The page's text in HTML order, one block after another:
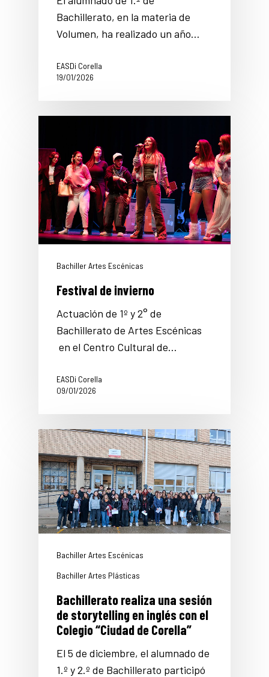
Bachillerato, en la materia de
Volumen, ha realizado un año…
EASDi Corella
19/01/2026
Bachiller Artes Escénicas
Festival de invierno
Actuación de 1º y 2° de
Bachillerato de Artes Escénicas
en el Centro Cultural de…
EASDi Corella
09/01/2026
Bachiller Artes Escénicas
Bachiller Artes Plásticas
Bachillerato realiza una sesión
de storytelling en inglés con el
Colegio “Ciudad de Corella”
El 5 de diciembre, el alumnado de
1.º y 2.º de Bachillerato participó